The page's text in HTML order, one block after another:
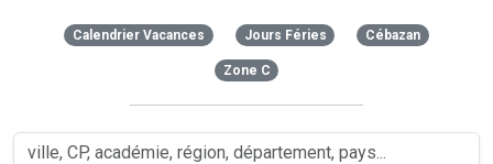
Calendrier Vacances Jours Féries Cébazan
Zone C